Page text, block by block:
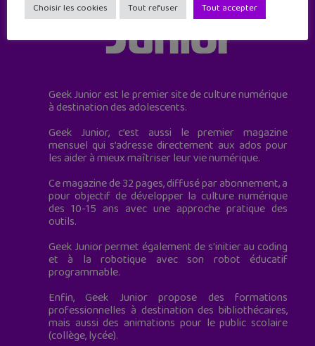
Geek Junior est le premier site de culture numérique
à destination des adolescents.
Geek Junior, c’est aussi le premier magazine
mensuel qui s’adresse directement aux ados pour
les aider à mieux maîtriser leur vie numérique.
Ce magazine de 32 pages, diffusé par abonnement, a
pour objectif de développer la culture numérique
des 10-15 ans avec une approche pratique des
outils.
Geek Junior permet également de s'initier au coding
et à la robotique avec son robot éducatif
programmable.
Enfin, Geek Junior propose des formations
professionnelles à destination des bibliothécaires,
mais aussi des animations pour le public scolaire
(collège, lycée).
Choisir les cookies Tout refuser Tout accepter